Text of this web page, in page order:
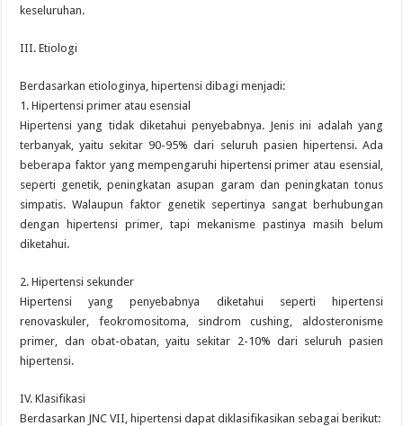
keseluruhan.
III. Etiologi
Berdasarkan etiologinya, hipertensi dibagi menjadi:
1. Hipertensi primer atau esensial
Hipertensi yang tidak diketahui penyebabnya. Jenis ini adalah yang
terbanyak, yaitu sekitar 90-95% dari seluruh pasien hipertensi. Ada
beberapa faktor yang mempengaruhi hipertensi primer atau esensial,
seperti genetik, peningkatan asupan garam dan peningkatan tonus
simpatis. Walaupun faktor genetik sepertinya sangat berhubungan
dengan hipertensi primer, tapi mekanisme pastinya masih belum
diketahui.
2. Hipertensi sekunder
Hipertensi yang penyebabnya diketahui seperti hipertensi
renovaskuler, feokromositoma, sindrom cushing, aldosteronisme
primer, dan obat-obatan, yaitu sekitar 2-10% dari seluruh pasien
hipertensi.
IV. Klasifikasi
Berdasarkan JNC VII, hipertensi dapat diklasifikasikan sebagai berikut: